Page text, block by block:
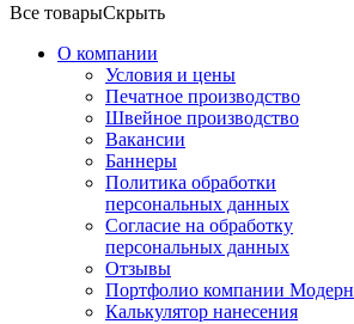
Все товарыСкрыть
О компании
Условия и цены
Печатное производство
Швейное производство
Вакансии
Баннеры
Политика обработки
персональных данных
Согласие на обработку
персональных данных
Отзывы
Портфолио компании Модерн
Калькулятор нанесения